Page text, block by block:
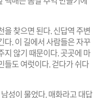
을 찾으면 된다. 신답역 주변
다. 이 길에서 사람들은 자꾸
지 않기 때문이다. 곳곳에 마
들도 여럿이다. 걷다가 쉬다
성이 물었다. 매화라고 대답